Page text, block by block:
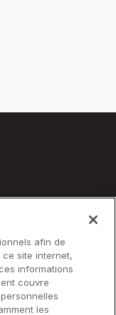
afin de
site internet,
informations
couvre
les